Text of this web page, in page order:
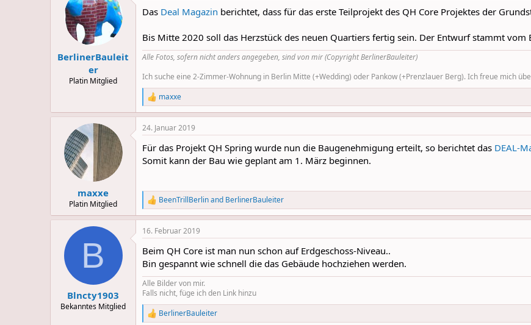
i
n
s
:
BerlinerBauleit
er
Platin Mitglied
Das Deal Magazin berichtet, dass für das erste Teilprojekt des QH Core Projektes der
Bis Mitte 2020 soll das Herzstück des neuen Quartiers fertig sein. Der Entwurf stammt vom
Alle Fotos, sofern nicht anders angegeben, sind von mir (Copyright BerlinerBauleiter)
Ich suche eine 2-Zimmer-Wohnung in Berlin Mitte (+Wedding) oder Pankow (+Prenzlauer Berg). Ich freue mich
R
e
a
c
i
o
:
maxxe
maxxe
Platin Mitglied
24. Januar 2019
Für das Projekt QH Spring wurde nun die Baugenehmigung erteilt, so berichtet das DEAL-
Somit kann der Bau wie geplant am 1. März beginnen.
R
e
a
c
i
o
s
:
BeenTrillBerlinand BerlinerBauleiter
B
Blncty1903
Bekanntes Mitglied
16. Februar 2019
Beim QH Core ist man nun schon auf Erdgeschoss-Niveau..
Bin gespannt wie schnell die das Gebäude hochziehen werden.
Alle Bilder von mir.
Falls nicht, füge ich den Link hinzu
R
BerlinerBauleiter